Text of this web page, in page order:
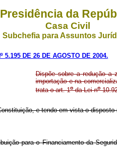
Presidência da
Casa Civil
Subchefia para Assuntos
5.195 DE 26 DE AGOSTO DE 2004.
Dispõe sobre a redução a
importação e na
trata o art. 1oda Lei no
e tendo em vista o
para o Financiamento da